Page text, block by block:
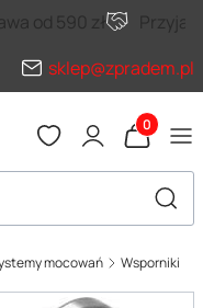
od 590 zł
sklep@zpradem.pl
Produkty
mocowań Wsporniki